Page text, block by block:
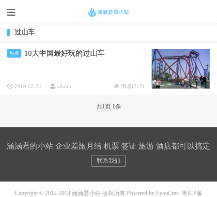
过山车
热点 10大中国最好玩的过山车
2019-02-21 admin 阅读(212)
共1页 1条
涵涵君的小站 企业差旅月结 机票 签证 旅游 酒店都可以搞定
联系我们
Copyright © 2012-2018 涵涵君小站 版权所有 Powered by EyouCms 粤ICP备